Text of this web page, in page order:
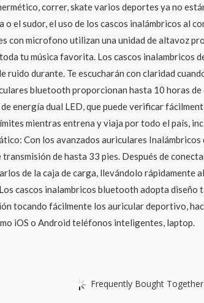
correr, skate varios deportes ya no
el sudor, el uso de los cascos inalámbricos al
con microfono utilizan una unidad de altavoz
tu música favorita. Los cascos
durante. Te escucharán con claridad
bluetooth proporcionan hasta 10 horas
energía dual LED, que puede verificar
mientras entrena y viaja por todo el país,
Con los avanzados auriculares
de hasta 33 pies. Después de
de la caja de carga, llevándolo rápidamente
cascos inalambricos bluetooth adopta
tocando fácilmente los auricular deportivo,
iOS o Android teléfonos inteligentes, laptop.
Frequently Bought